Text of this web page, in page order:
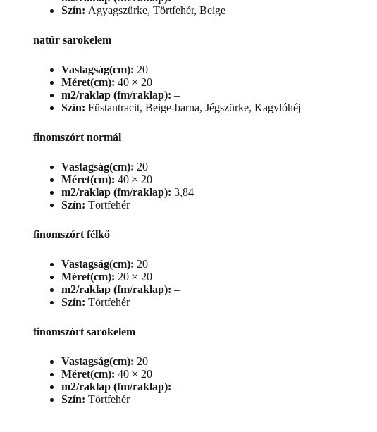
Szín: Agyagszürke, Törtfehér, Beige
natúr sarokelem
Vastagság(cm): 20
Méret(cm): 40 × 20
m2/raklap (fm/raklap): –
Szín: Füstantracit, Beige-barna, Jégszürke, Kagylóhéj
finomszórt normál
Vastagság(cm): 20
Méret(cm): 40 × 20
m2/raklap (fm/raklap): 3,84
Szín: Törtfehér
finomszórt félkő
Vastagság(cm): 20
Méret(cm): 20 × 20
m2/raklap (fm/raklap): –
Szín: Törtfehér
finomszórt sarokelem
Vastagság(cm): 20
Méret(cm): 40 × 20
m2/raklap (fm/raklap): –
Szín: Törtfehér